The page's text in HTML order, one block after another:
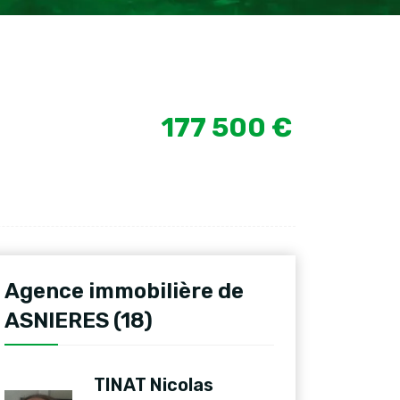
177 500 €
Agence immobilière de
ASNIERES (18)
TINAT Nicolas